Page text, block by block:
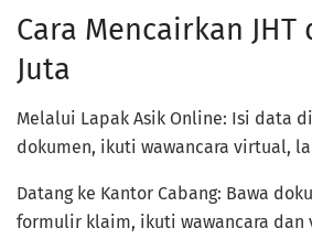
Cara Mencairkan JHT
Juta
Melalui Lapak Asik Online: Isi data
dokumen, ikuti wawancara virtual,
Datang ke Kantor Cabang: Bawa
formulir klaim, ikuti wawancara dan